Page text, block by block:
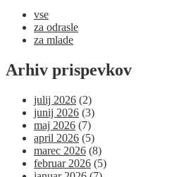
vse
za odrasle
za mlade
Arhiv prispevkov
julij 2026 (2)
junij 2026 (3)
maj 2026 (7)
april 2026 (5)
marec 2026 (8)
februar 2026 (5)